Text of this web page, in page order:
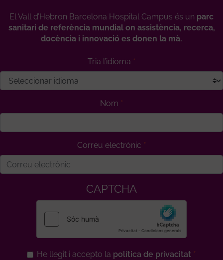
El Vall d’Hebron Barcelona Hospital Campus és un parc
sanitari de referència mundial on assistència, recerca,
docència i innovació es donen la mà.
Tria l’idioma
Nom
Correu electrònic
CAPTCHA
He llegit i accepto la política de privacitat